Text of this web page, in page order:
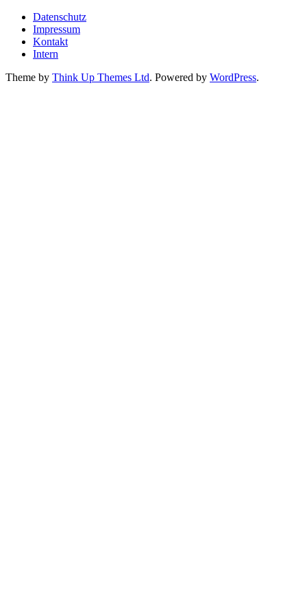
Datenschutz
Impressum
Kontakt
Intern
Theme by Think Up Themes Ltd. Powered by WordPress.